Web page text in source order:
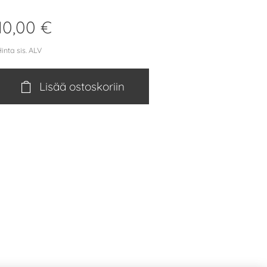
€
sis. ALV
Lisää ostoskoriin